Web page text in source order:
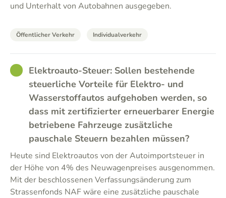
und Unterhalt von Autobahnen ausgegeben.
Öffentlicher Verkehr Individualverkehr
GOODElektroauto-Steuer: Sollen bestehende
steuerliche Vorteile für Elektro- und
Wasserstoffautos aufgehoben werden, so
dass mit zertifizierter erneuerbarer Energie
betriebene Fahrzeuge zusätzliche
pauschale Steuern bezahlen müssen?
Heute sind Elektroautos von der Autoimportsteuer in
der Höhe von 4% des Neuwagenpreises ausgenommen.
Mit der beschlossenen Verfassungsänderung zum
Strassenfonds NAF wäre eine zusätzliche pauschale